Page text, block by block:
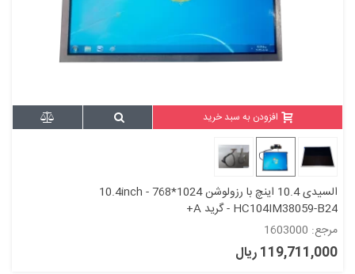
افزودن به سبد خرید
السیدی 10.4 اینچ با رزولوشن 1024*768 10.4inch -
HC104IM38059-B24 - گرید A+
مرجع: 1603000
119,711,000 ریال